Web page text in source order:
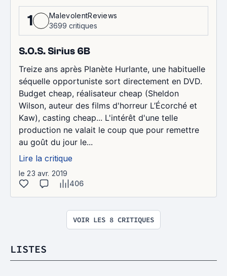
1
MalevolentReviews
3699 critiques
S.O.S. Sirius 6B
Treize ans après Planète Hurlante, une habituelle
séquelle opportuniste sort directement en DVD.
Budget cheap, réalisateur cheap (Sheldon
Wilson, auteur des films d'horreur L’Écorché et
Kaw), casting cheap... L'intérêt d'une telle
production ne valait le coup que pour remettre
au goût du jour le...
Lire la critique
le 23 avr. 2019
406
VOIR LES 8 CRITIQUES
LISTES